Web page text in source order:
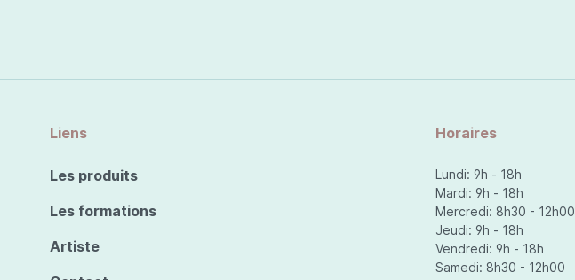
Liens
Les produits
Les formations
Artiste
Horaires
Lundi: 9h - 18h
Mardi: 9h - 18h
Mercredi: 8h30 - 12h00
Jeudi: 9h - 18h
Vendredi: 9h - 18h
Samedi: 8h30 - 12h00